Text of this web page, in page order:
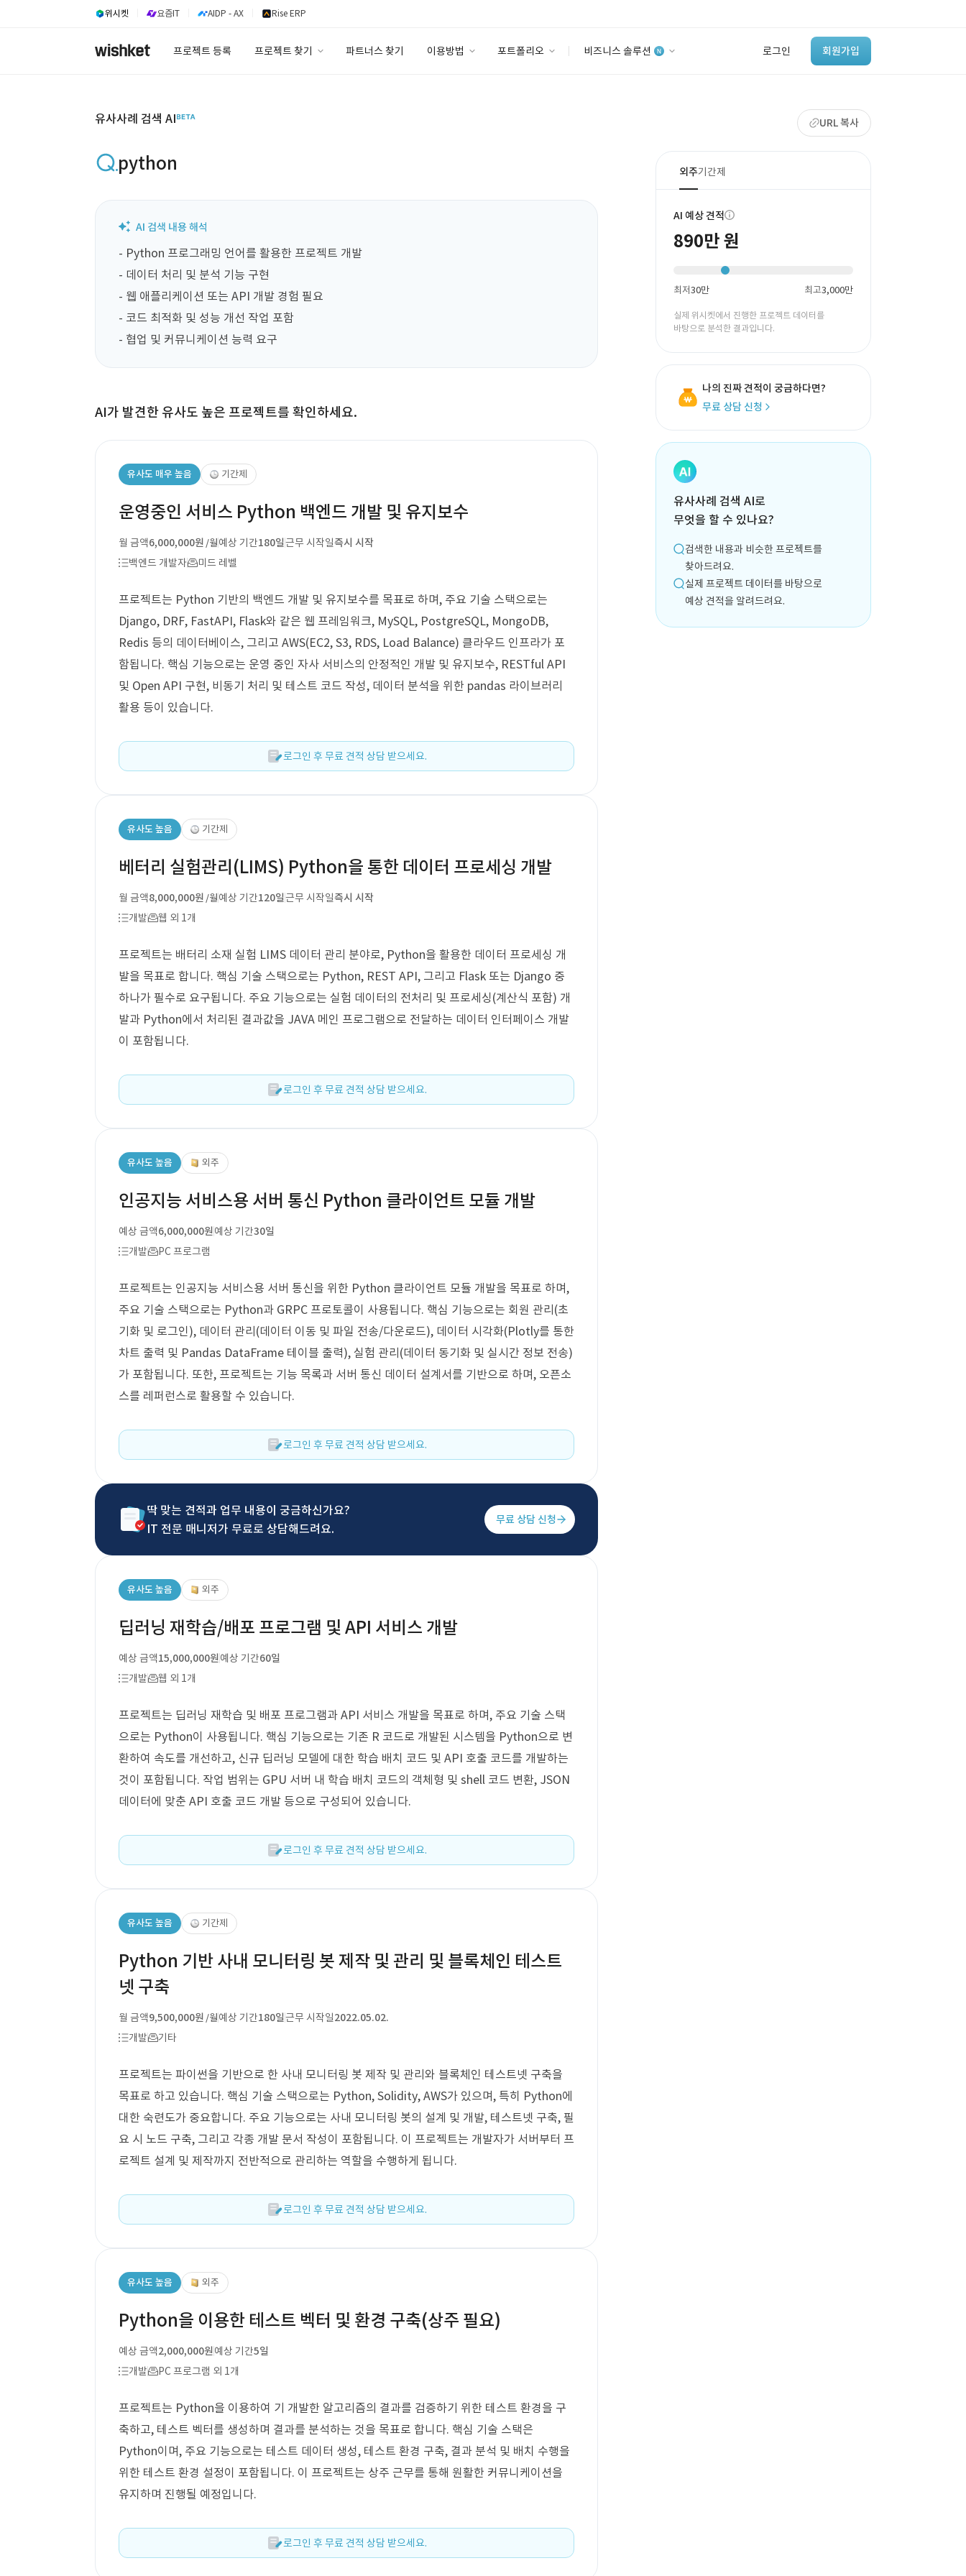
위시켓 요즘IT AIDP - AX Rise ERP
프로젝트 등록 프로젝트 찾기 파트너스 찾기 이용방법 포트폴리오 비즈니스 솔루션 로그인 회원가입
‘이런 거’ 만들어본
개발 회사 있어?
바로가기
유사사례 검색 AI URL 복사
python
- Python 프로그래밍 언어를 활용한 프로젝트 개발
- 데이터 처리 및 분석 기능 구현
- 웹 애플리케이션 또는 API 개발 경험 필요
- 코드 최적화 및 성능 개선 작업 포함
- 협업 및 커뮤니케이션 능력 요구
AI가 발견한 유사도 높은 프로젝트를 확인하세요.
유사도 매우 높음 기간제
운영중인 서비스 Python 백엔드 개발 및 유지보수
월 금액6,000,000원 /월예상 기간180일근무 시작일즉시 시작
백엔드 개발자
미드 레벨
프로젝트는 Python 기반의 백엔드 개발 및 유지보수를 목표로 하며, 주요 기술 스택으로는
Django, DRF, FastAPI, Flask와 같은 웹 프레임워크, MySQL, PostgreSQL, MongoDB,
Redis 등의 데이터베이스, 그리고 AWS(EC2, S3, RDS, Load Balance) 클라우드 인프라가 포
함됩니다. 핵심 기능으로는 운영 중인 자사 서비스의 안정적인 개발 및 유지보수, RESTful API
및 Open API 구현, 비동기 처리 및 테스트 코드 작성, 데이터 분석을 위한 pandas 라이브러리
활용 등이 있습니다.
로그인 후 무료 견적 상담 받으세요.
유사도 높음 기간제
베터리 실험관리(LIMS) Python을 통한 데이터 프로세싱 개발
월 금액8,000,000원 /월예상 기간120일근무 시작일즉시 시작
개발
웹 외 1개
프로젝트는 배터리 소재 실험 LIMS 데이터 관리 분야로, Python을 활용한 데이터 프로세싱 개
발을 목표로 합니다. 핵심 기술 스택으로는 Python, REST API, 그리고 Flask 또는 Django 중
하나가 필수로 요구됩니다. 주요 기능으로는 실험 데이터의 전처리 및 프로세싱(계산식 포함) 개
발과 Python에서 처리된 결과값을 JAVA 메인 프로그램으로 전달하는 데이터 인터페이스 개발
이 포함됩니다.
로그인 후 무료 견적 상담 받으세요.
유사도 높음 외주
인공지능 서비스용 서버 통신 Python 클라이언트 모듈 개발
예상 금액6,000,000원예상 기간30일
개발
PC 프로그램
프로젝트는 인공지능 서비스용 서버 통신을 위한 Python 클라이언트 모듈 개발을 목표로 하며,
주요 기술 스택으로는 Python과 GRPC 프로토콜이 사용됩니다. 핵심 기능으로는 회원 관리(초
기화 및 로그인), 데이터 관리(데이터 이동 및 파일 전송/다운로드), 데이터 시각화(Plotly를 통한
차트 출력 및 Pandas DataFrame 테이블 출력), 실험 관리(데이터 동기화 및 실시간 정보 전송)
가 포함됩니다. 또한, 프로젝트는 기능 목록과 서버 통신 데이터 설계서를 기반으로 하며, 오픈소
스를 레퍼런스로 활용할 수 있습니다.
로그인 후 무료 견적 상담 받으세요.
딱 맞는 견적과 업무 내용이 궁금하신가요?
IT 전문 매니저가 무료로 상담해드려요.
무료 상담 신청
유사도 높음 외주
딥러닝 재학습/배포 프로그램 및 API 서비스 개발
예상 금액15,000,000원예상 기간60일
개발
웹 외 1개
프로젝트는 딥러닝 재학습 및 배포 프로그램과 API 서비스 개발을 목표로 하며, 주요 기술 스택
으로는 Python이 사용됩니다. 핵심 기능으로는 기존 R 코드로 개발된 시스템을 Python으로 변
환하여 속도를 개선하고, 신규 딥러닝 모델에 대한 학습 배치 코드 및 API 호출 코드를 개발하는
것이 포함됩니다. 작업 범위는 GPU 서버 내 학습 배치 코드의 객체형 및 shell 코드 변환, JSON
데이터에 맞춘 API 호출 코드 개발 등으로 구성되어 있습니다.
로그인 후 무료 견적 상담 받으세요.
유사도 높음 기간제
Python 기반 사내 모니터링 봇 제작 및 관리 및 블록체인 테스트
넷 구축
월 금액9,500,000원 /월예상 기간180일근무 시작일2022.05.02.
개발
기타
프로젝트는 파이썬을 기반으로 한 사내 모니터링 봇 제작 및 관리와 블록체인 테스트넷 구축을
목표로 하고 있습니다. 핵심 기술 스택으로는 Python, Solidity, AWS가 있으며, 특히 Python에
대한 숙련도가 중요합니다. 주요 기능으로는 사내 모니터링 봇의 설계 및 개발, 테스트넷 구축, 필
요 시 노드 구축, 그리고 각종 개발 문서 작성이 포함됩니다. 이 프로젝트는 개발자가 서버부터 프
로젝트 설계 및 제작까지 전반적으로 관리하는 역할을 수행하게 됩니다.
로그인 후 무료 견적 상담 받으세요.
유사도 높음 외주
Python을 이용한 테스트 벡터 및 환경 구축(상주 필요)
예상 금액2,000,000원예상 기간5일
개발
PC 프로그램 외 1개
프로젝트는 Python을 이용하여 기 개발한 알고리즘의 결과를 검증하기 위한 테스트 환경을 구
축하고, 테스트 벡터를 생성하며 결과를 분석하는 것을 목표로 합니다. 핵심 기술 스택은
Python이며, 주요 기능으로는 테스트 데이터 생성, 테스트 환경 구축, 결과 분석 및 배치 수행을
위한 테스트 환경 설정이 포함됩니다. 이 프로젝트는 상주 근무를 통해 원활한 커뮤니케이션을
유지하며 진행될 예정입니다.
로그인 후 무료 견적 상담 받으세요.
외주기간제
AI 예상 견적
890만 원
최저30만 최고3,000만
실제 위시켓에서 진행한 프로젝트 데이터를
바탕으로 분석한 결과입니다.
나의 진짜 견적이 궁금하다면?
무료 상담 신청
유사사례 검색 AI로
무엇을 할 수 있나요?
검색한 내용과 비슷한 프로젝트를
찾아드려요.
실제 프로젝트 데이터를 바탕으로
예상 견적을 알려드려요.